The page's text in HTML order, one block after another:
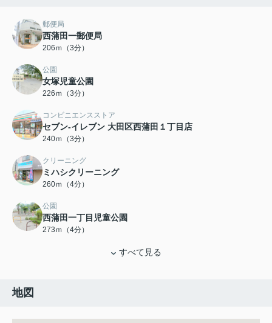
郵便局
西蒲田一郵便局
206ｍ（3分）
公園
女塚児童公園
226ｍ（3分）
コンビニエンスストア
セブン-イレブン 大田区西蒲田１丁目店
240ｍ（3分）
クリーニング
ミハシクリーニング
260ｍ（4分）
公園
西蒲田一丁目児童公園
273ｍ（4分）
すべて見る
地図